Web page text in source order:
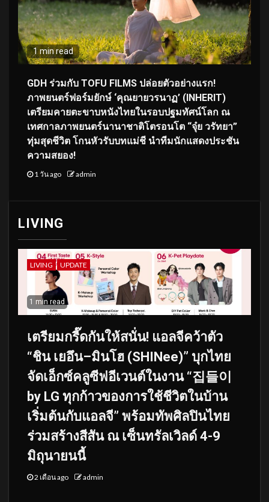
1 min read
GDH ร่วมกับ TOFU FILMS ปล่อยตัวอย่างแรก!
ภาพยนตร์ฟอร์มยักษ์ ‘คุณยายวรนาฏ’ (INHERIT)
เตรียมคายตะขาบหนังไทยในรอบปฐมทัศน์โลก ณ
เทศกาลภาพยนตร์นานาชาติโตรอนโต “จุ๋ย วรัทยา”
ทุ่มสุดชีวิต โกนหัวรับบทแม่ชี นำทีมนักแสดงประชัน
ความสยอง!
1 วัน ago admin
LIVING
LIVING UPDATE
1 min read
เตรียมกรี๊ดกันให้สนั่น! แอลจีคว้าตัว
“ชิน เยอึน–มินโฮ (SHINee)” บุกไทย
จัดเอ็กซ์คลูซีฟอีเวนต์ในงาน “집들이
by LG ทุกก้าวของการใช้ชีวิตในบ้าน
เริ่มต้นกับแอลจี” พร้อมทัพศิลปินไทย
ร่วมสร้างสีสัน ณ เซ็นทรัลเวิลด์ 4-9
มิถุนายนนี้
2 เดือน ago admin